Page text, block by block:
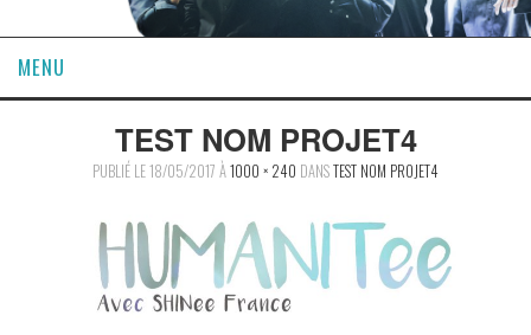
MENU
ACTUALITÉS
PRÉSENTATION
FAIRE UN DON
TEST NOM PROJET4
PUBLIÉ LE18/05/2017 À1000 × 240 DANSTEST NOM PROJET4